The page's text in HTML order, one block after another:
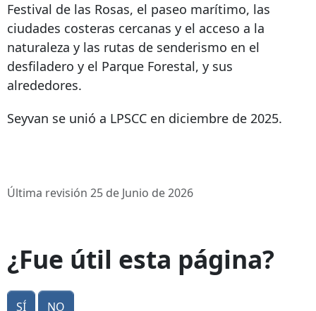
Festival de las Rosas, el paseo marítimo, las
ciudades costeras cercanas y el acceso a la
naturaleza y las rutas de senderismo en el
desfiladero y el Parque Forestal, y sus
alrededores.
Seyvan se unió a LPSCC en diciembre de 2025.
Última revisión 25 de Junio de 2026
¿Fue útil esta página?
Sí No